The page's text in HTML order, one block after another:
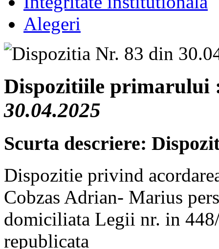
Alegeri
Dispozitiile
30.04.2025
Scurta descriere:
Dispozitie privind
Cobzas Adrian- Marius
domiciliata Legii nr. in
republicata